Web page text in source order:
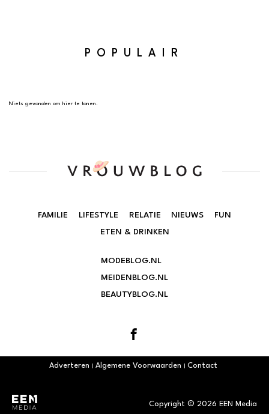
POPULAIR
Niets gevonden om hier te tonen.
FAMILIE LIFESTYLE RELATIE NIEUWS
FUN
ETEN & DRINKEN
MODEBLOG.NL
MEIDENBLOG.NL
BEAUTYBLOG.NL
Copyright © 2026 EEN Media
Adverteren Algemene Voorwaarden Contact